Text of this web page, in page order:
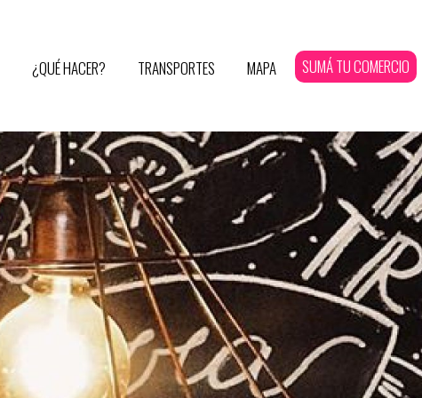
¿QUÉ HACER? TRANSPORTES MAPA SUMÁ TU COMERCIO